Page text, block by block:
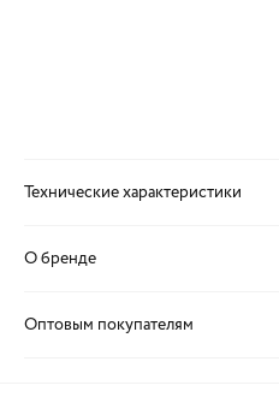
Технические характеристики
О бренде
Оптовым покупателям